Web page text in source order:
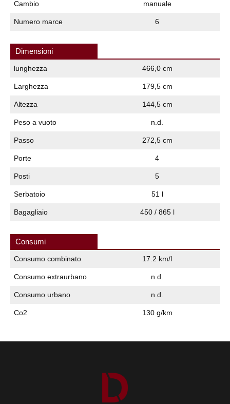
Cambio manuale
Numero marce 6
Dimensioni
lunghezza 466,0 cm
Larghezza 179,5 cm
Altezza 144,5 cm
Peso a vuoto n.d.
Passo 272,5 cm
Porte 4
Posti 5
Serbatoio 51 l
Bagagliaio 450 / 865 l
Consumi
Consumo combinato 17.2 km/l
Consumo extraurbano n.d.
Consumo urbano n.d.
Co2 130 g/km